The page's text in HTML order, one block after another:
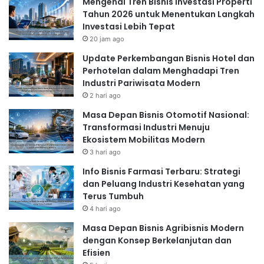
membangun jaringan.
Menentukan Strategi
Pemasaran yang Efektif
Setelah memilih jenis bisnis online, langkah selanjutnya
adalah menentukan strategi pemasaran yang efektif.
Tujuannya adalah untuk menjangkau target pasar dan
meningkatkan penjualan. Beberapa strategi
pemasaran yang dapat Anda terapkan:
Optimasi Mesin Pencari (SEO)
Search Engine Optimization (SEO)
merupakan strategi
penting untuk meningkatkan visibilitas website atau
toko online Anda di mesin pencari seperti Google.
Dengan mengoptimalkan website Anda, Anda akan
mendapatkan lebih banyak traffic organik (pengunjung
dari mesin pencari) yang berpotensi menjadi
pelanggan.
Tahun 2026 untuk Menentukan Langkah
Investasi Lebih Tepat
20 jam ago
Update Perkembangan Bisnis Hotel dan
Perhotelan dalam Menghadapi Tren
Industri Pariwisata Modern
2 hari ago
Masa Depan Bisnis Otomotif Nasional:
Transformasi Industri Menuju
Ekosistem Mobilitas Modern
3 hari ago
Info Bisnis Farmasi Terbaru: Strategi
dan Peluang Industri Kesehatan yang
Terus Tumbuh
4 hari ago
Masa Depan Bisnis Agribisnis Modern
dengan Konsep Berkelanjutan dan
Efisien